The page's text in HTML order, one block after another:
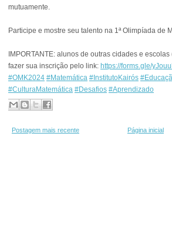
mutuamente.
Participe e mostre seu talento na 1ª Olimpíada de
IMPORTANTE: alunos de outras cidades e
fazer sua inscrição pelo link: https://forms.gle/
#OMK2024 #Matemática #InstitutoKairós
#CulturaMatemática #Desafios #Aprendizado
Postagem mais recente Página inicial